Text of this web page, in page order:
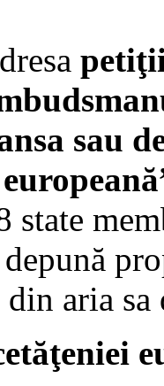
sau
state
depună
aria sa